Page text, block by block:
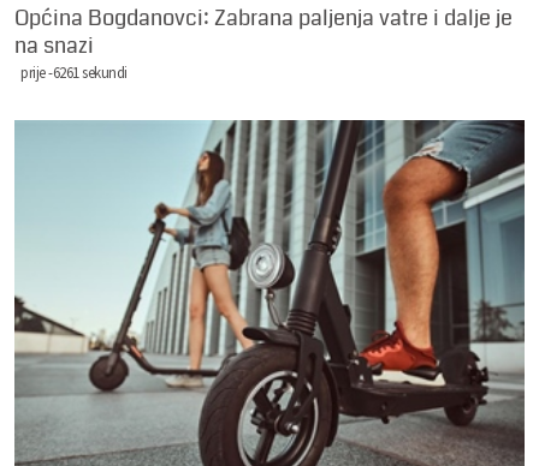
Općina Bogdanovci: Zabrana paljenja vatre i dalje je
na snazi
prije -6261 sekundi